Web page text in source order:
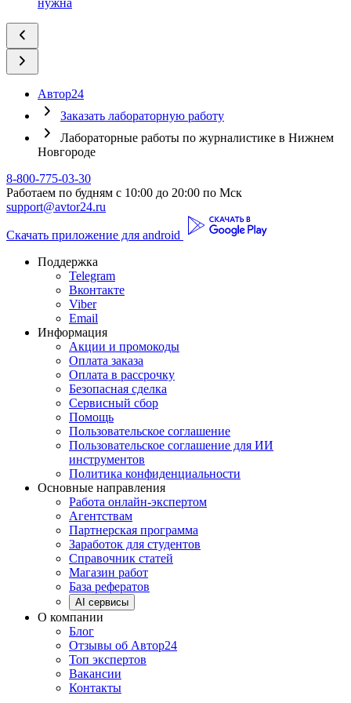
Автор24
Заказать лабораторную работу
Лабораторные работы по журналистике в Нижнем
Новгороде
8-800-775-03-30
Работаем по будням с 10:00 до 20:00 по Мск
support@avtor24.ru
Скачать приложение для android
Поддержка
Telegram
Вконтакте
Viber
Email
Информация
Акции и промокоды
Оплата заказа
Оплата в рассрочку
Безопасная сделка
Сервисный сбор
Помощь
Пользовательское соглашение
Пользовательское соглашение для ИИ
инструментов
Политика конфиденциальности
Основные направления
Работа онлайн-экспертом
Агентствам
Партнерская программа
Заработок для студентов
Справочник статей
Магазин работ
База рефератов
AI сервисы
О компании
Блог
Отзывы об Автор24
Топ экспертов
Вакансии
Контакты